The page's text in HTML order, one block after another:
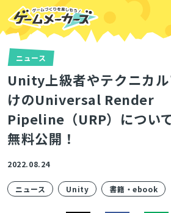
ニュース
Unity上級者やテクニカ
けのUniversal Render
Pipeline（URP）につい
無料公開！
2022.08.24
ニュース Unity 書籍・ebook